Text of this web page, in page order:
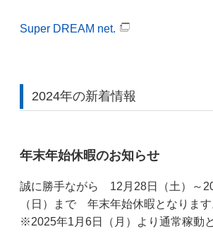
Super DREAM net.
2024年の新着情報
年末年始休暇のお知らせ
誠に勝手ながら 12月28日（土）～
（日）まで 年末年始休暇となります
※2025年1月6日（月）より通常稼動